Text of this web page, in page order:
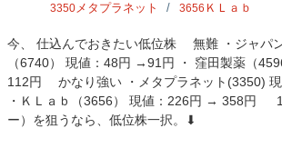
3350メタプラネット 3656 ＫＬａｂ
今、 仕込んでおきたい低位株 無難 ・ジャパ
（6740） 現値：48円 →91円 ・ 窪田製薬（
112円 かなり強い ・メタプラネット(3350)
・ＫＬａｂ（3656） 現値：226円 → 358円
ー）を狙うなら、低位株一択。⬇